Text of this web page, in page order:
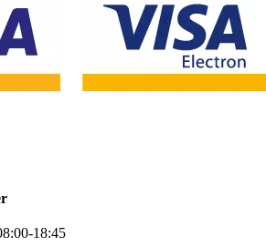
8:00-18:45